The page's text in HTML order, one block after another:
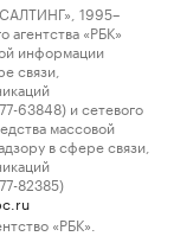
1995–
«РБК»
информации
связи,
63848) и сетевого
массовой
в сфере связи,
82385)
«РБК».